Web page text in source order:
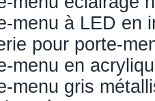
menu à LED en
pour porte-
menu en
menu gris